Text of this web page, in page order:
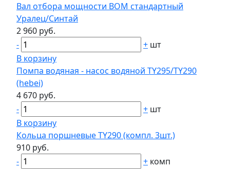
Вал отбора мощности ВОМ стандартный
Уралец/Синтай
2 960 руб.
-
+ шт
В корзину
Помпа водяная - насос водяной TY295/TY290
(hebei)
4 670 руб.
-
+ шт
В корзину
Кольца поршневые TY290 (компл. 3шт.)
910 руб.
-
+ комп